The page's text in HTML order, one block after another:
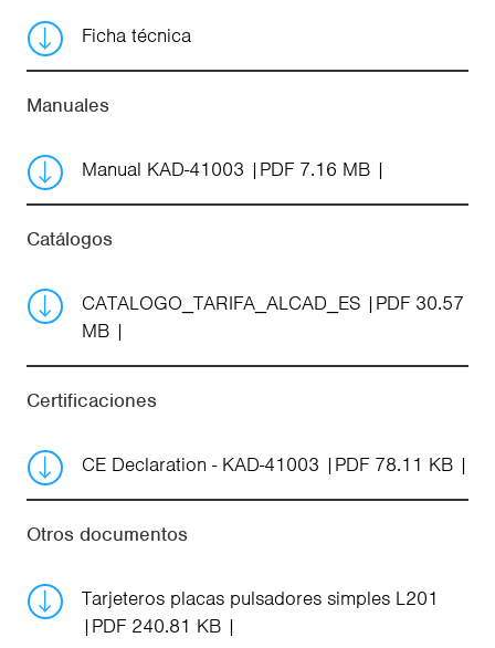
Ficha técnica
Manuales
Manual KAD-41003 PDF 7.16 MB
Catálogos
CATALOGO_TARIFA_ALCAD_ES
PDF 30.57
MB
Certificaciones
CE Declaration - KAD-41003 PDF 78.11 KB
Otros documentos
Tarjeteros placas pulsadores simples L201
PDF 240.81 KB